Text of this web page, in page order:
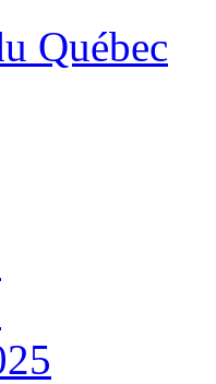
Québec